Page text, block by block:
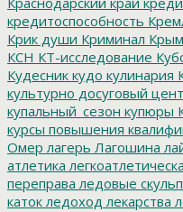
кредитоспособность
Крик души Криминал Крым
КСН КТ-исследование
Кудесник кудо кулинария
культурно досуговый
купальный_сезон купюры
курсы повышения
Омер лагерь Лагошина
атлетика
переправа ледовые
каток ледоход лекарства